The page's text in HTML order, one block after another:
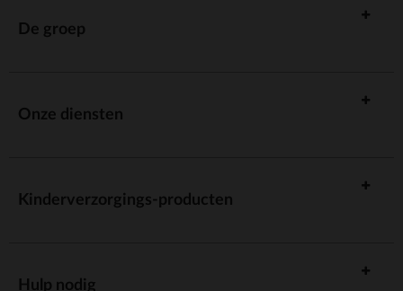
De groep
Onze diensten
Kinderverzorgings-producten
Hulp nodig